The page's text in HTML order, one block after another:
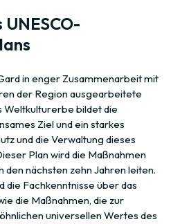
in enger Zusammenarbeit mit
der Region ausgearbeitete
Weltkulturerbe bildet die
Ziel und ein starkes
und die Verwaltung dieses
Plan wird die Maßnahmen
den nächsten zehn Jahren leiten.
die Fachkenntnisse über das
die Maßnahmen, die zur
universellen Wertes des